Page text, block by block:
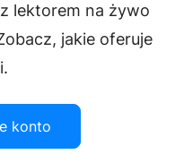
lektorem na żywo
jakie oferuje
konto